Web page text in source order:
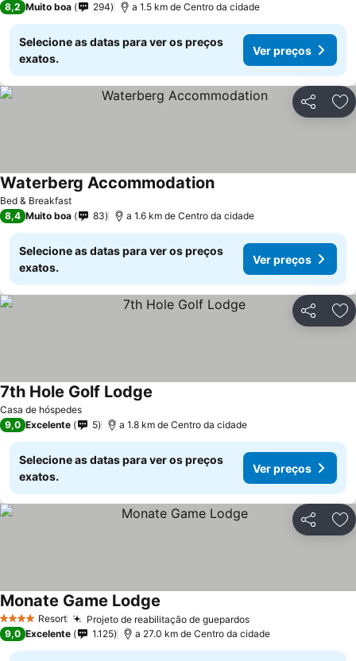
8,2 Muito boa 294 a 1.5 km de Centro da cidade
Selecione as datas para ver os preços
exatos.
Ver preços
Partilhar
Bed & Breakfast
Waterberg AccommodationVer preços
8,4 Muito boa 83 a 1.6 km de Centro da cidade
Selecione as datas para ver os preços
exatos.
Ver preços
Partilhar
Casa de hóspedes
7th Hole Golf Lodge
9,0 Excelente 5 a 1.8 km de Centro da cidade
Selecione as datas para ver os preços
exatos.
Ver preços
Partilhar
4 EstrelasResort Projeto de reabilitação de guepardosVer preços
Monate Game Lodge
9,0 Excelente 1.125 a 27.0 km de Centro da cidade